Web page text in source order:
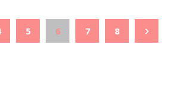
5 6 7 8